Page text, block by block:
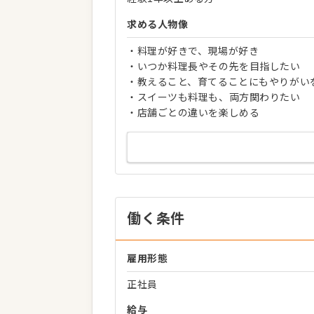
求める人物像
・料理が好きで、現場が好き
・いつか料理長やその先を目指したい
・教えること、育てることにもやりがい
・スイーツも料理も、両方関わりたい
・店舗ごとの違いを楽しめる
働く条件
雇用形態
正社員
給与